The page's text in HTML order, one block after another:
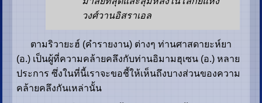
วงศ์วานอิสราเอล
ตามริวายะฮ์ (คำรายงาน) ต่างๆ ท่านศาสดายะห์ยา
(อ.) เป็นผู้ที่ความคล้ายคลึงกับท่านอิมามฮุเซน (อ.) หลาย
ประการ ซึ่งในที่นี้เราจะขอชี้ให้เห็นถึงบางส่วนของความ
คล้ายคลึงกันเหล่านั้น